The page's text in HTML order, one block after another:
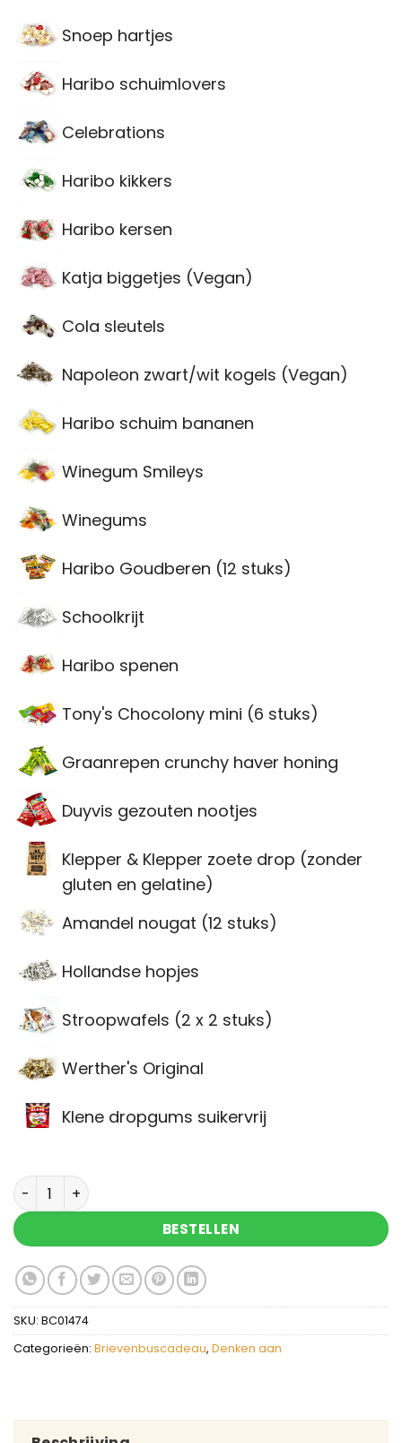
Snoep hartjes
Haribo schuimlovers
Celebrations
Haribo kikkers
Haribo kersen
Katja biggetjes (Vegan)
Cola sleutels
Napoleon zwart/wit kogels (Vegan)
Haribo schuim bananen
Winegum Smileys
Winegums
Haribo Goudberen (12 stuks)
Schoolkrijt
Haribo spenen
Tony's Chocolony mini (6 stuks)
Graanrepen crunchy haver honing
Duyvis gezouten nootjes
Klepper & Klepper zoete drop (zonder
gluten en gelatine)
Amandel nougat (12 stuks)
Hollandse hopjes
Stroopwafels (2 x 2 stuks)
Werther's Original
Klene dropgums suikervrij
Brievenbuscadeau een fleurige groet aantal
BESTELLEN
SKU: BC01474
Categorieën: Brievenbuscadeau, Denken aan